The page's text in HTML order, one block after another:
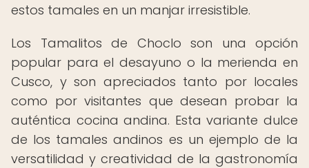
estos tamales en un manjar irresistible.
Los Tamalitos de Choclo son una opción
popular para el desayuno o la merienda en
Cusco, y son apreciados tanto por locales
como por visitantes que desean probar la
auténtica cocina andina. Esta variante dulce
de los tamales andinos es un ejemplo de la
versatilidad y creatividad de la gastronomía